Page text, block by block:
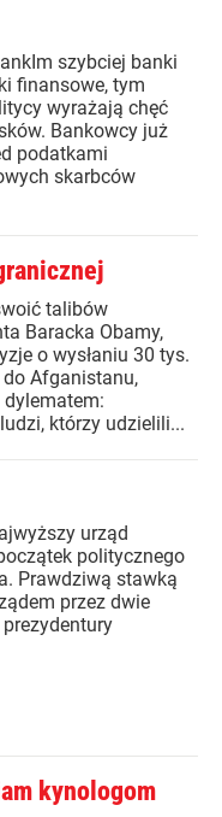
szybciej banki
finansowe, tym
wyrażają chęć
Bankowcy już
podatkami
skarbców
talibów
Baracka Obamy,
o wysłaniu 30 tys.
Afganistanu,
dylematem:
którzy udzielili...
urząd
politycznego
Prawdziwą stawką
przez dwie
kynologom